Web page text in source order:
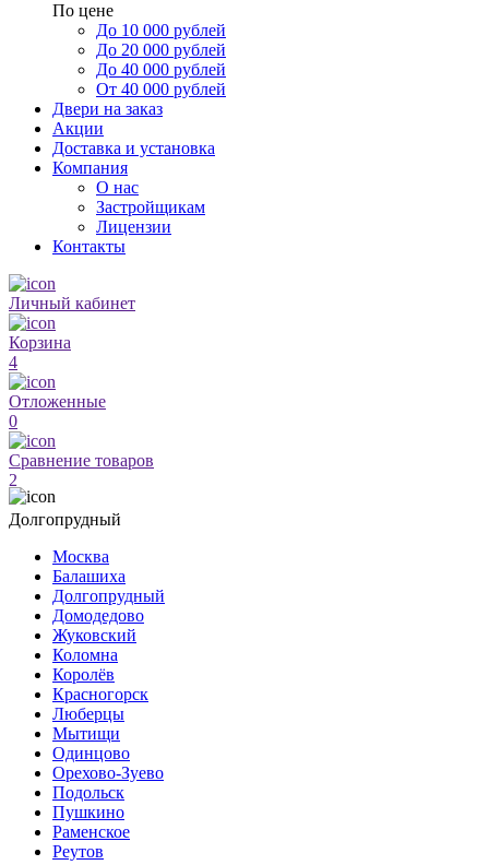
По цене
До 10 000 рублей
До 20 000 рублей
До 40 000 рублей
От 40 000 рублей
Двери на заказ
Акции
Доставка и установка
Компания
О нас
Застройщикам
Лицензии
Контакты
Личный кабинет
Корзина
4
Отложенные
0
Сравнение товаров
2
Долгопрудный
Москва
Балашиха
Долгопрудный
Домодедово
Жуковский
Коломна
Королёв
Красногорск
Люберцы
Мытищи
Одинцово
Орехово-Зуево
Подольск
Пушкино
Раменское
Реутов